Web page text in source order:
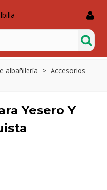
albañilería > Accesorios
Yesero Y